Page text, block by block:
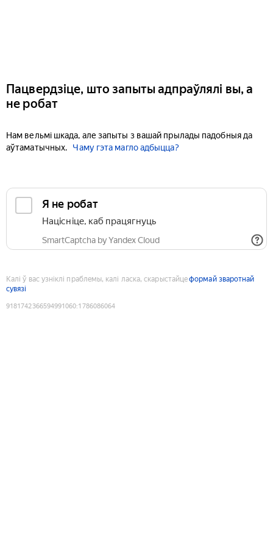
Пацвердзіце, што запыты адпраўлялі вы, а
не робат
Нам вельмі шкада, але запыты з вашай прылады падобныя да
аўтаматычных.
Чаму гэта магло адбыцца?
Я не робат
Націсніце, каб працягнуць
SmartCaptcha by Yandex Cloud
Калі ў вас узніклі праблемы, калі ласка, скарыстайцеформай зваротнай
сувязі
9181742366594991060:1786086064